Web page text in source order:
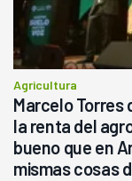
Agricultura
Marcelo Torres
la renta del
bueno que en
mismas cosas